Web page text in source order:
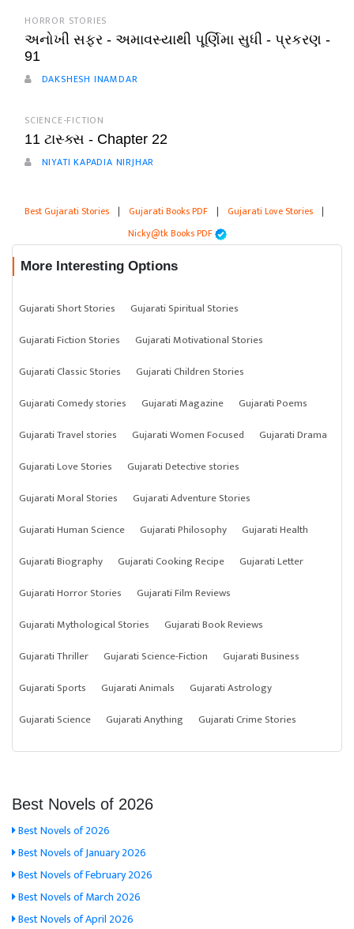
HORROR STORIES
અનોખી સફર - અમાવસ્યાથી પૂર્ણિમા સુધી - પ્રકરણ -
91
DAKSHESH INAMDAR
SCIENCE-FICTION
11 ટાસ્ક્સ - Chapter 22
NIYATI KAPADIA NIRJHAR
Best Gujarati Stories | Gujarati Books PDF | Gujarati Love Stories |
Nicky@tk Books PDF
More Interesting Options
Gujarati Short Stories
Gujarati Spiritual Stories
Gujarati Fiction Stories
Gujarati Motivational Stories
Gujarati Classic Stories
Gujarati Children Stories
Gujarati Comedy stories
Gujarati Magazine
Gujarati Poems
Gujarati Travel stories
Gujarati Women Focused
Gujarati Drama
Gujarati Love Stories
Gujarati Detective stories
Gujarati Moral Stories
Gujarati Adventure Stories
Gujarati Human Science
Gujarati Philosophy
Gujarati Health
Gujarati Biography
Gujarati Cooking Recipe
Gujarati Letter
Gujarati Horror Stories
Gujarati Film Reviews
Gujarati Mythological Stories
Gujarati Book Reviews
Gujarati Thriller
Gujarati Science-Fiction
Gujarati Business
Gujarati Sports
Gujarati Animals
Gujarati Astrology
Gujarati Science
Gujarati Anything Gujarati Crime Stories
Best Novels of 2026
Best Novels of 2026
Best Novels of January 2026
Best Novels of February 2026
Best Novels of March 2026
Best Novels of April 2026